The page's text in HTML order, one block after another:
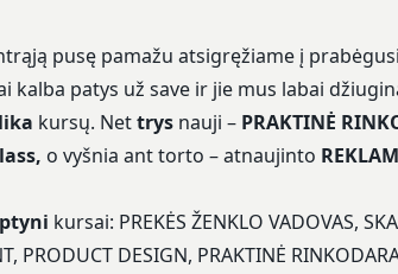
pusę pamažu atsigręžiame į
kalba patys už save ir jie mus labai
kursų. Nettrys nauji – PRAKTINĖ
o vyšnia ant torto – atnaujinto
kursai: PREKĖS ŽENKLO VADOVAS,
PRODUCT DESIGN, PRAKTINĖ